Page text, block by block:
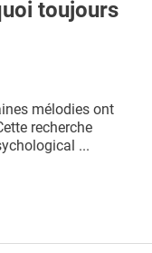
toujours
mélodies ont
recherche
...